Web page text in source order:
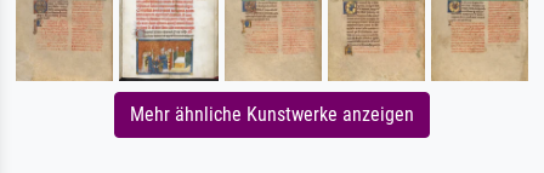
Mehr ähnliche Kunstwerke anzeigen